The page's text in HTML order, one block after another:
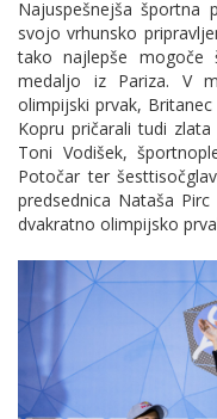
Najuspešnejša športna
svojo vrhunsko
tako najlepše mogoče
medaljo iz Pariza. V
olimpijski prvak,
Kopru pričarali tudi
Toni Vodišek,
Potočar ter
predsednica Nataša
dvakratno olimpijsko